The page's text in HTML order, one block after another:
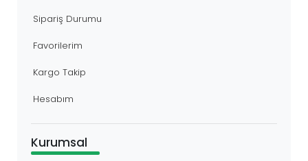
Sipariş Durumu
Favorilerim
Kargo Takip
Hesabım
Kurumsal